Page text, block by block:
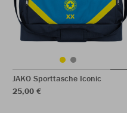
JAKO Sporttasche Iconic
25,00 €